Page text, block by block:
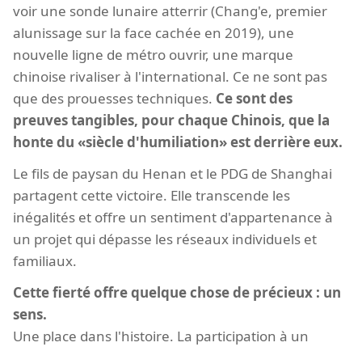
voir une sonde lunaire atterrir (Chang'e, premier
alunissage sur la face cachée en 2019), une
nouvelle ligne de métro ouvrir, une marque
chinoise rivaliser à l'international. Ce ne sont pas
que des prouesses techniques. Ce sont des
preuves tangibles, pour chaque Chinois, que la
honte du «siècle d'humiliation» est derrière eux.
Le fils de paysan du Henan et le PDG de Shanghai
partagent cette victoire. Elle transcende les
inégalités et offre un sentiment d'appartenance à
un projet qui dépasse les réseaux individuels et
familiaux.
Cette fierté offre quelque chose de précieux : un
sens.
Une place dans l'histoire. La participation à un